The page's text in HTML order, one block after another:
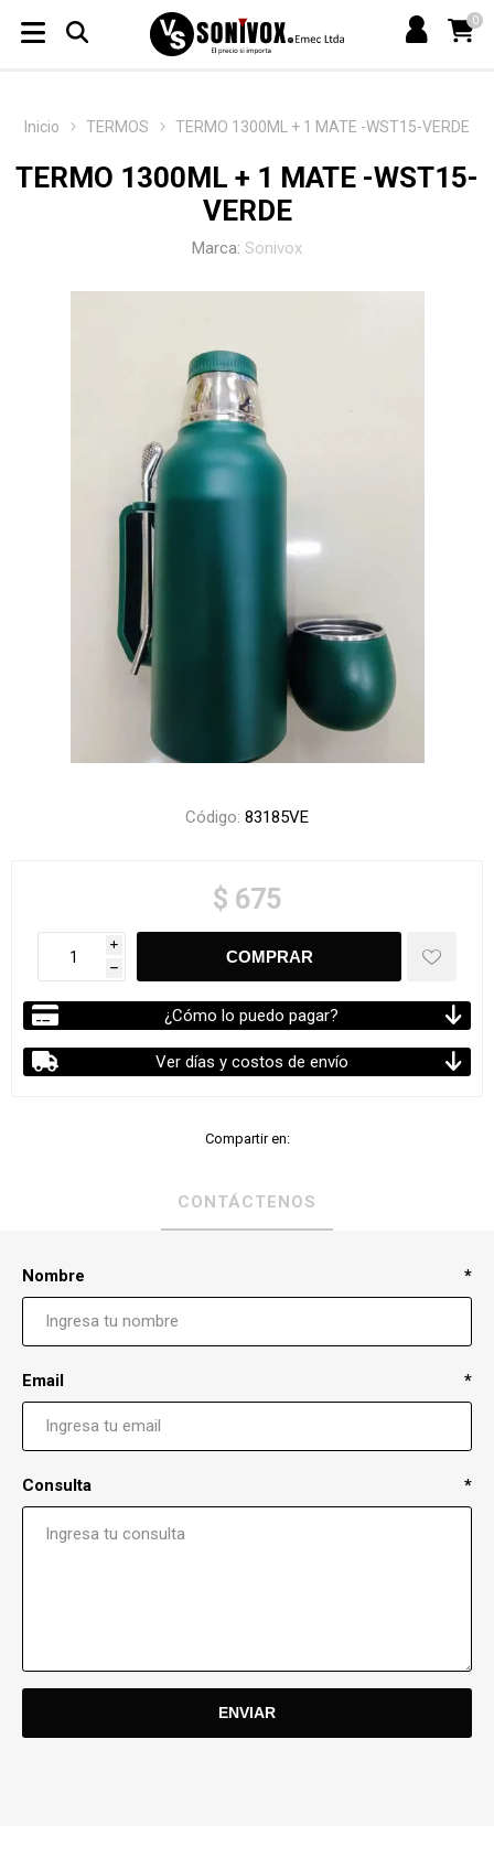
0
Inicio TERMOS TERMO 1300ML + 1 MATE -WST15-VERDE
TERMO 1300ML + 1 MATE -WST15-
VERDE
Marca: Sonivox
Código: 83185VE
$ 675
i
h
¿Cómo lo puedo pagar?
Ver días y costos de envío
Compartir en:
CONTÁCTENOS
Nombre *
Email *
Consulta *